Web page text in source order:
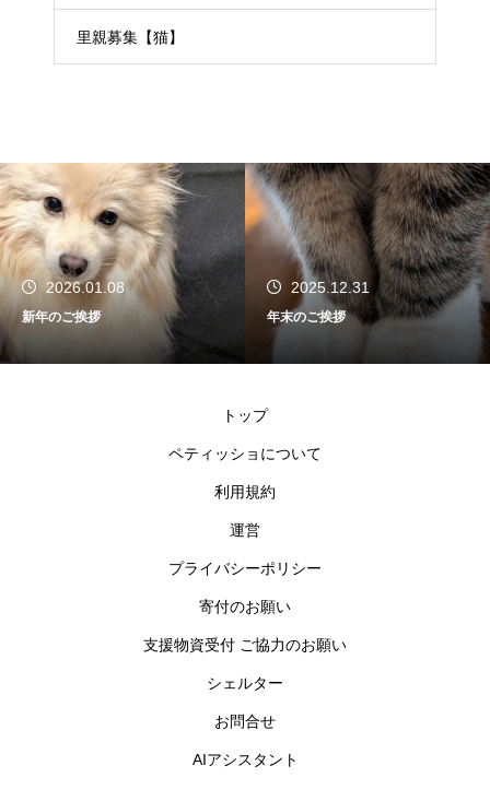
里親募集【猫】
2026.01.08
新年のご挨拶
2025.12.31
年末のご挨拶
トップ
ペティッショについて
利用規約
運営
プライバシーポリシー
寄付のお願い
支援物資受付 ご協力のお願い
シェルター
お問合せ
AIアシスタント